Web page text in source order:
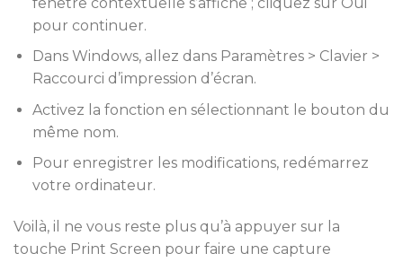
pour continuer.
Dans Windows, allez dans Paramètres > Clavier >
Raccourci d’impression d’écran.
Activez la fonction en sélectionnant le bouton du
même nom.
Pour enregistrer les modifications, redémarrez
votre ordinateur.
Voilà, il ne vous reste plus qu’à appuyer sur la
touche Print Screen pour faire une capture